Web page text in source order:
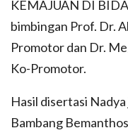
KEMAJUAN DI
bimbingan Prof. Dr.
Promotor dan Dr.
Ko-Promotor.
Hasil disertasi
Bambang